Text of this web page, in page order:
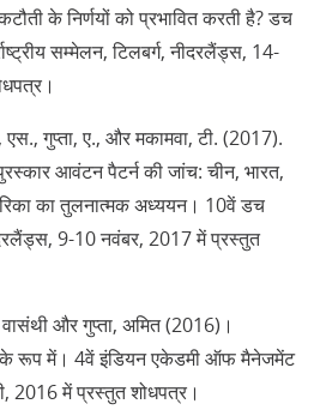
के निर्णयों को प्रभावित करती है? डच
सम्मेलन, टिलबर्ग, नीदरलैंड्स, 14-
एस., गुप्ता, ए., और मकामवा, टी. (2017).
आवंटन पैटर्न की जांच: चीन, भारत,
का तुलनात्मक अध्ययन। 10वें डच
9-10 नवंबर, 2017 में प्रस्तुत
और गुप्ता, अमित (2016)।
के रूप में। 4वें इंडियन एकेडमी ऑफ मैनेजमेंट
2016 में प्रस्तुत शोधपत्र।